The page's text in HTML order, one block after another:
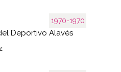
1970-1970
Deportivo Alavés